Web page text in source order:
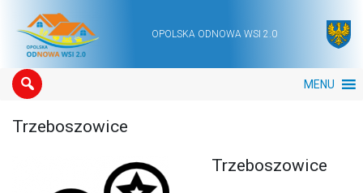
Main NavigationOPOLSKA ODNOWA WSI 2.0
MENU
Trzeboszowice
Trzeboszowice